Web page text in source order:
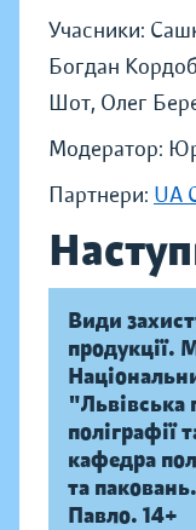
Учасники:
Богдан
Шот, Олег
Модератор:
Партнери: UA
Види
продукції.
"Львівська
поліграфії
кафедра
та
Павло. 14+